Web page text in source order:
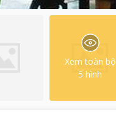
Xem toàn bộ
5 hình